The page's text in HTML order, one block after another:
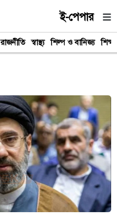
ই-পেপার
রাজনীতি স্বাস্থ্য শিল্প ও বানিজ্য শিক্ষা